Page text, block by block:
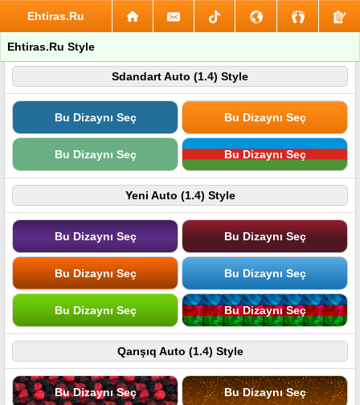
Ehtiras.Ru
Ehtiras.Ru Style
Sdandart Auto (1.4) Style
Bu Dizaynı Seç Bu Dizaynı Seç
Bu Dizaynı Seç Bu Dizaynı Seç
Yeni Auto (1.4) Style
Bu Dizaynı Seç Bu Dizaynı Seç
Bu Dizaynı Seç Bu Dizaynı Seç
Bu Dizaynı Seç Bu Dizaynı Seç
Qarışıq Auto (1.4) Style
Bu Dizaynı Seç Bu Dizaynı Seç